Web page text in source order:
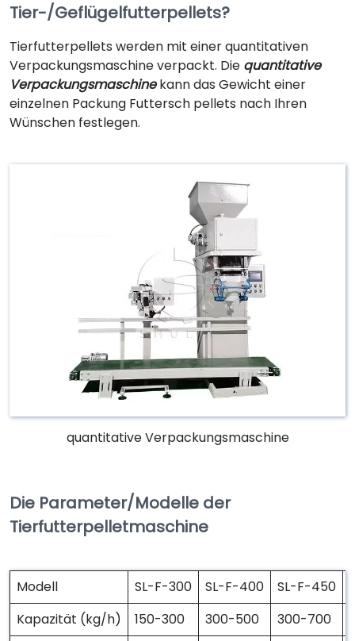
Tier-/Geflügelfutterpellets?
Tierfutterpellets werden mit einer quantitativen
Verpackungsmaschine verpackt. Die quantitative
Verpackungsmaschinekann das Gewicht einer
einzelnen Packung Futtersch pellets nach Ihren
Wünschen festlegen.
quantitative Verpackungsmaschine
Die Parameter/Modelle der
Tierfutterpelletmaschine
Modell SL-F-300 SL-F-400 SL-F-450
Kapazität (kg/h)
150-300 300-500 300-700